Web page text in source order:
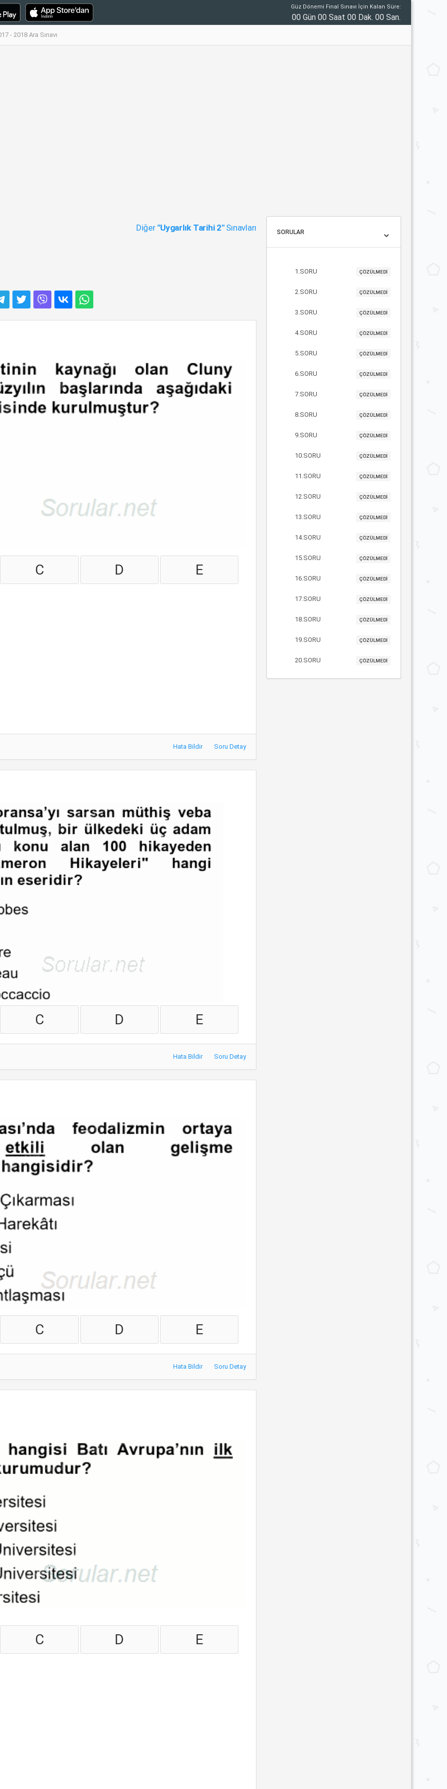
Güz Dönemi Final Sınavı İçin Kalan Süre:
00 Gün 00 Saat 00 Dak. 00 San.
- 2018 Ara Sınavı
Diğer "Uygarlık Tarihi 2"Sınavları
C D E
Hata Bildir Soru Detay
C D E
Hata Bildir Soru Detay
C D E
Hata Bildir Soru Detay
C D E
SORULAR
1.SORU ÇÖZÜLMEDİ
2.SORU ÇÖZÜLMEDİ
3.SORU ÇÖZÜLMEDİ
4.SORU ÇÖZÜLMEDİ
5.SORU ÇÖZÜLMEDİ
6.SORU ÇÖZÜLMEDİ
7.SORU ÇÖZÜLMEDİ
8.SORU ÇÖZÜLMEDİ
9.SORU ÇÖZÜLMEDİ
10.SORU ÇÖZÜLMEDİ
11.SORU ÇÖZÜLMEDİ
12.SORU ÇÖZÜLMEDİ
13.SORU ÇÖZÜLMEDİ
14.SORU ÇÖZÜLMEDİ
15.SORU ÇÖZÜLMEDİ
16.SORU ÇÖZÜLMEDİ
17.SORU ÇÖZÜLMEDİ
18.SORU ÇÖZÜLMEDİ
19.SORU ÇÖZÜLMEDİ
20.SORU ÇÖZÜLMEDİ